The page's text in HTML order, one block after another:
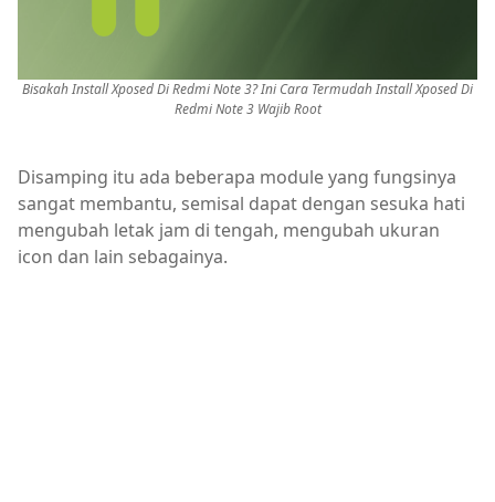
Bisakah Install Xposed Di Redmi Note 3? Ini Cara Termudah Install Xposed Di
Redmi Note 3 Wajib Root
Disamping itu ada beberapa module yang fungsinya
sangat membantu, semisal dapat dengan sesuka hati
mengubah letak jam di tengah, mengubah ukuran
icon dan lain sebagainya.